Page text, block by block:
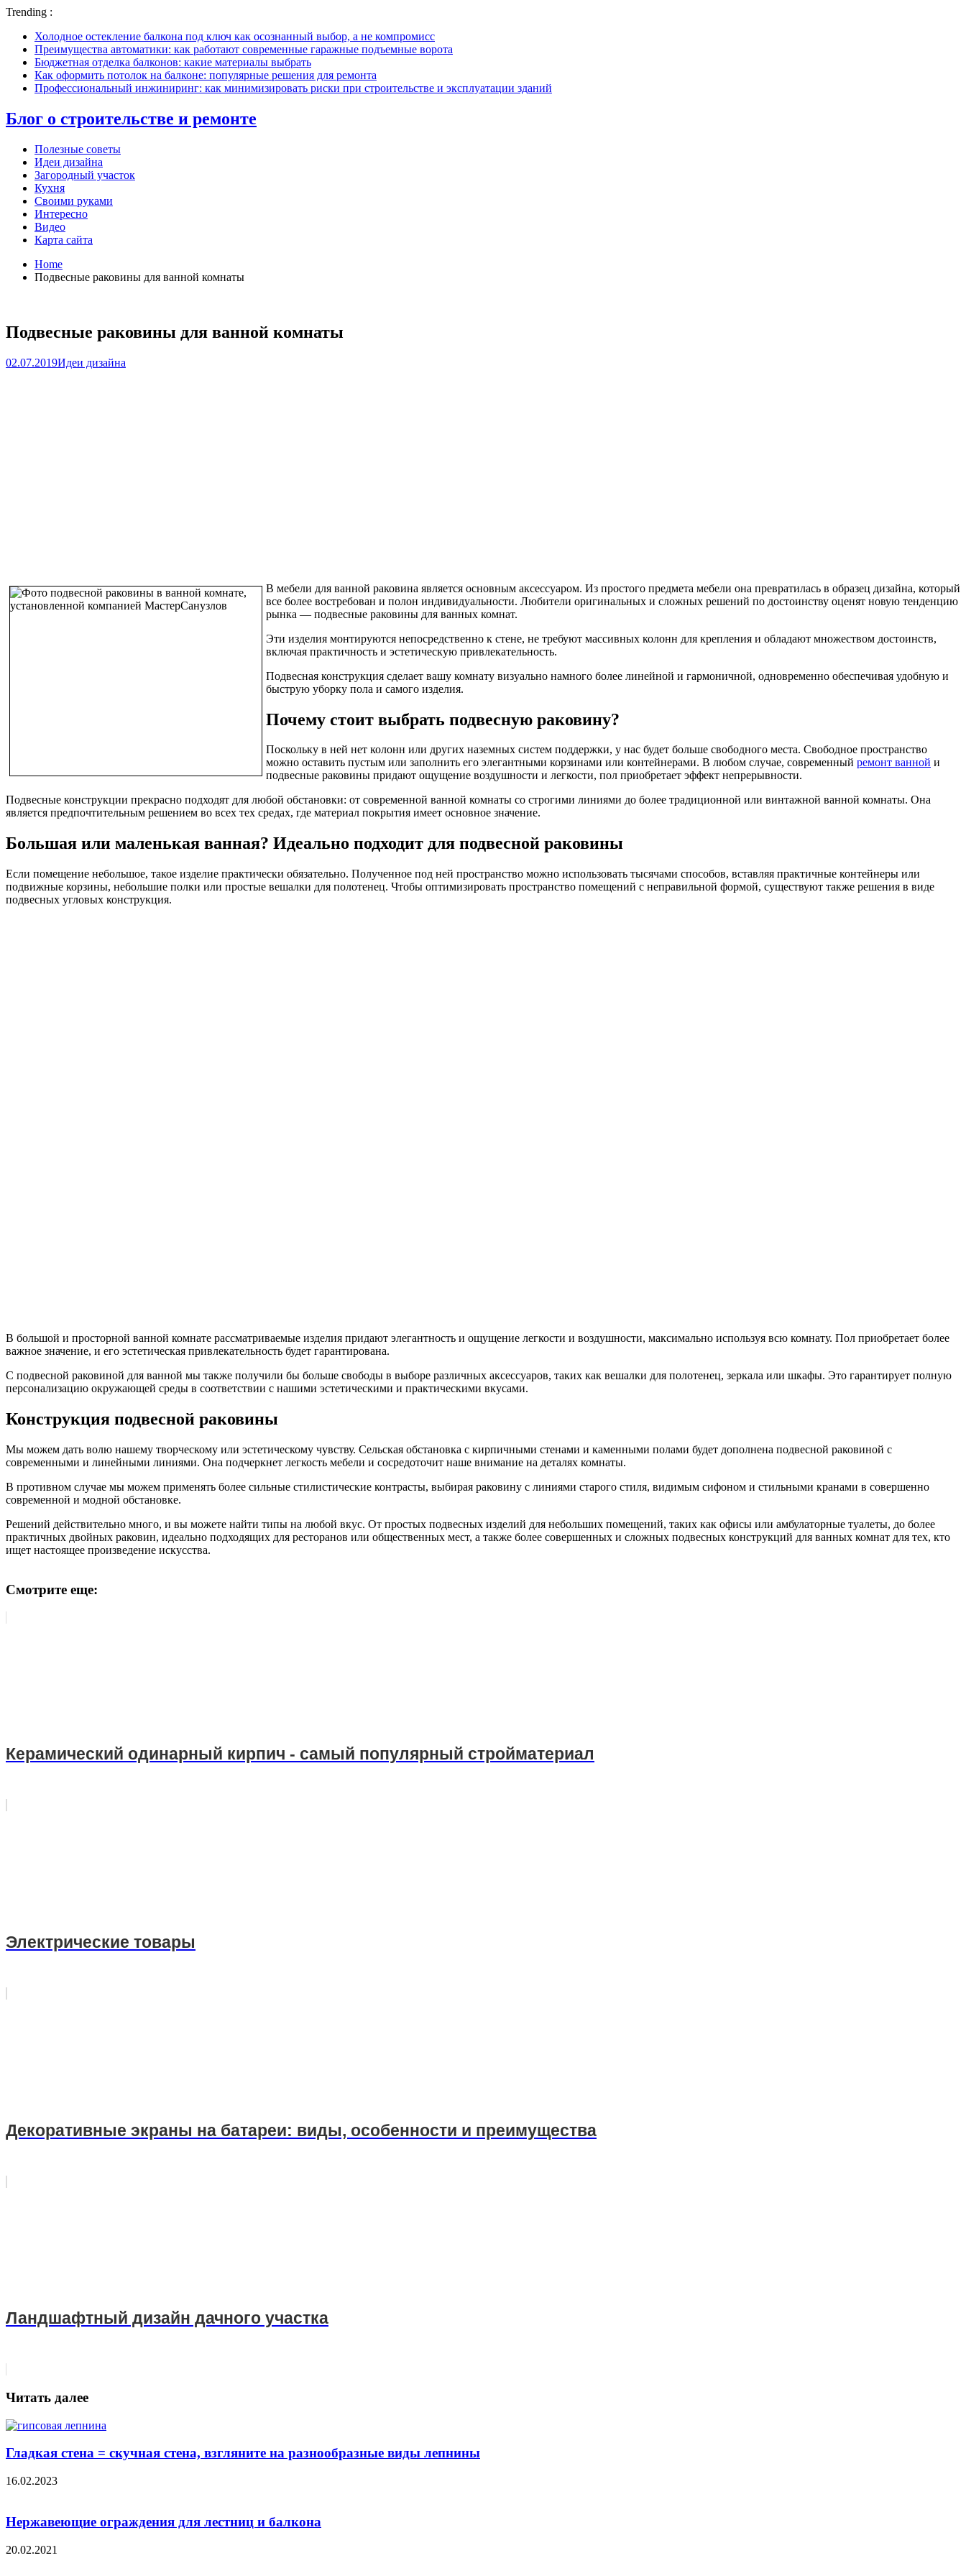
Trending :
Холодное остекление балкона под ключ как осознанный выбор, а не компромисс
Преимущества автоматики: как работают современные гаражные подъемные ворота
Бюджетная отделка балконов: какие материалы выбрать
Как оформить потолок на балконе: популярные решения для ремонта
Профессиональный инжиниринг: как минимизировать риски при строительстве и эксплуатации зданий
Блог о строительстве и ремонте
Полезные советы
Идеи дизайна
Загородный участок
Кухня
Своими руками
Интересно
Видео
Карта сайта
Home
Подвесные раковины для ванной комнаты
Подвесные раковины для ванной комнаты
02.07.2019Идеи дизайна
В мебели для ванной раковина является основным аксессуаром. Из простого предмета мебели она превратилась в образец дизайна, который
все более востребован и полон индивидуальности. Любители оригинальных и сложных решений по достоинству оценят новую тенденцию
рынка — подвесные раковины для ванных комнат.
Эти изделия монтируются непосредственно к стене, не требуют массивных колонн для крепления и обладают множеством достоинств,
включая практичность и эстетическую привлекательность.
Подвесная конструкция сделает вашу комнату визуально намного более линейной и гармоничной, одновременно обеспечивая удобную и
быструю уборку пола и самого изделия.
Почему стоит выбрать подвесную раковину?
Поскольку в ней нет колонн или других наземных систем поддержки, у нас будет больше свободного места. Свободное пространство
можно оставить пустым или заполнить его элегантными корзинами или контейнерами. В любом случае, современный ремонт ванной и
подвесные раковины придают ощущение воздушности и легкости, пол приобретает эффект непрерывности.
Подвесные конструкции прекрасно подходят для любой обстановки: от современной ванной комнаты со строгими линиями до более традиционной или винтажной ванной комнаты. Она
является предпочтительным решением во всех тех средах, где материал покрытия имеет основное значение.
Большая или маленькая ванная? Идеально подходит для подвесной раковины
Если помещение небольшое, такое изделие практически обязательно. Полученное под ней пространство можно использовать тысячами способов, вставляя практичные контейнеры или
подвижные корзины, небольшие полки или простые вешалки для полотенец. Чтобы оптимизировать пространство помещений с неправильной формой, существуют также решения в виде
подвесных угловых конструкция.
В большой и просторной ванной комнате рассматриваемые изделия придают элегантность и ощущение легкости и воздушности, максимально используя всю комнату. Пол приобретает более
важное значение, и его эстетическая привлекательность будет гарантирована.
С подвесной раковиной для ванной мы также получили бы больше свободы в выборе различных аксессуаров, таких как вешалки для полотенец, зеркала или шкафы. Это гарантирует полную
персонализацию окружающей среды в соответствии с нашими эстетическими и практическими вкусами.
Конструкция подвесной раковины
Мы можем дать волю нашему творческому или эстетическому чувству. Сельская обстановка с кирпичными стенами и каменными полами будет дополнена подвесной раковиной с
современными и линейными линиями. Она подчеркнет легкость мебели и сосредоточит наше внимание на деталях комнаты.
В противном случае мы можем применять более сильные стилистические контрасты, выбирая раковину с линиями старого стиля, видимым сифоном и стильными кранами в совершенно
современной и модной обстановке.
Решений действительно много, и вы можете найти типы на любой вкус. От простых подвесных изделий для небольших помещений, таких как офисы или амбулаторные туалеты, до более
практичных двойных раковин, идеально подходящих для ресторанов или общественных мест, а также более совершенных и сложных подвесных конструкций для ванных комнат для тех, кто
ищет настоящее произведение искусства.
Смотрите еще:
Керамический одинарный кирпич - самый популярный стройматериал
Электрические товары
Декоративные экраны на батареи: виды, особенности и преимущества
Ландшафтный дизайн дачного участка
Читать далее
Гладкая стена = скучная стена, взгляните на разнообразные виды лепнины
16.02.2023
Нержавеющие ограждения для лестниц и балкона
20.02.2021